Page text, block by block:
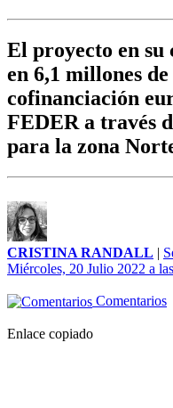
El proyecto en su
en 6,1 millones
cofinanciación
FEDER a través
para la zona
CRISTINA RANDALL |
Miércoles, 20 Julio 2022 a
Comentarios
Enlace copiado